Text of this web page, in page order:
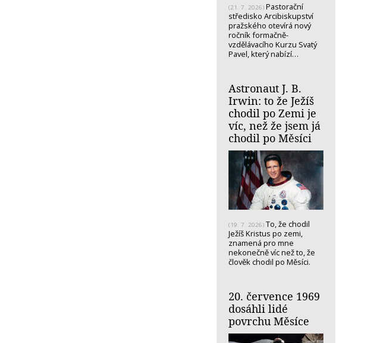
(21. 7. 2026) Pastorační
středisko Arcibiskupství
pražského otevírá nový
ročník formačně-
vzdělávacího Kurzu Svatý
Pavel, který nabízí…
Astronaut J. B.
Irwin: to že Ježíš
chodil po Zemi je
víc, než že jsem já
chodil po Měsíci
(19. 7. 2026) To, že chodil
Ježíš Kristus po zemi,
znamená pro mne
nekonečně víc než to, že
člověk chodil po Měsíci.
20. července 1969
dosáhli lidé
povrchu Měsíce